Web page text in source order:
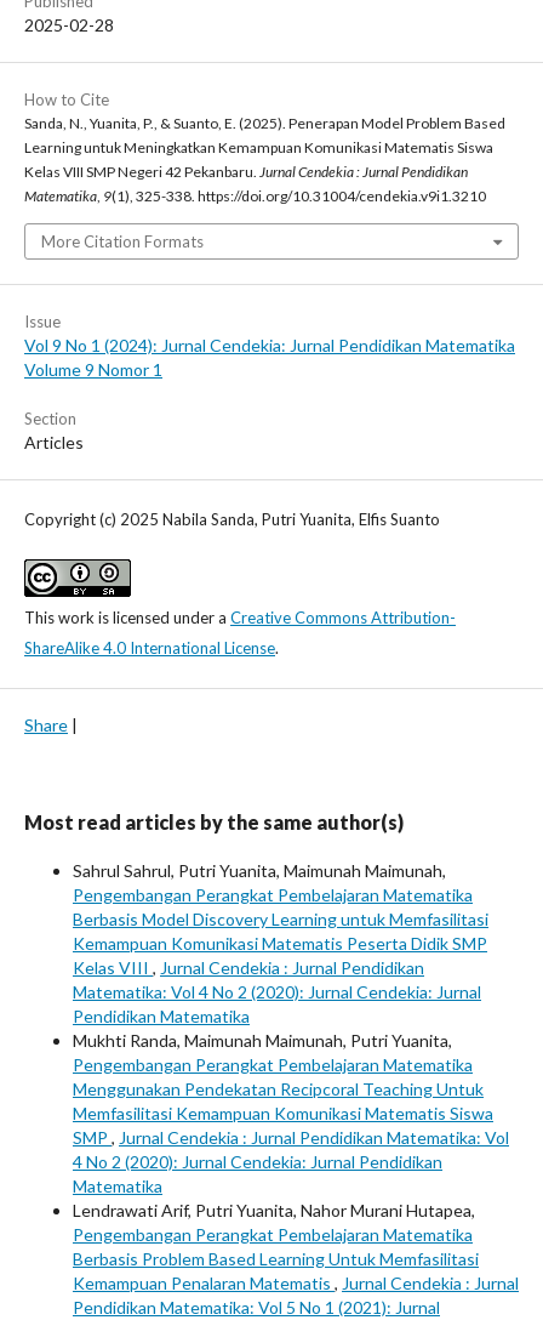
2025-02-28
How to Cite
Sanda, N., Yuanita, P., & Suanto, E. (2025). Penerapan Model Problem Based
Learning untuk Meningkatkan Kemampuan Komunikasi Matematis Siswa
Kelas VIII SMP Negeri 42 Pekanbaru. Jurnal Cendekia : Jurnal Pendidikan
Matematika, 9(1), 325-338. https://doi.org/10.31004/cendekia.v9i1.3210
More Citation Formats
Issue
Vol 9 No 1 (2024): Jurnal Cendekia: Jurnal Pendidikan Matematika
Volume 9 Nomor 1
Section
Articles
Copyright (c) 2025 Nabila Sanda, Putri Yuanita, Elfis Suanto
This work is licensed under a Creative Commons Attribution-
ShareAlike 4.0 International License.
Share |
Most read articles by the same author(s)
Sahrul Sahrul, Putri Yuanita, Maimunah Maimunah,
Pengembangan Perangkat Pembelajaran Matematika
Berbasis Model Discovery Learning untuk Memfasilitasi
Kemampuan Komunikasi Matematis Peserta Didik SMP
Kelas VIII , Jurnal Cendekia : Jurnal Pendidikan
Matematika: Vol 4 No 2 (2020): Jurnal Cendekia: Jurnal
Pendidikan Matematika
Mukhti Randa, Maimunah Maimunah, Putri Yuanita,
Pengembangan Perangkat Pembelajaran Matematika
Menggunakan Pendekatan Recipcoral Teaching Untuk
Memfasilitasi Kemampuan Komunikasi Matematis Siswa
SMP , Jurnal Cendekia : Jurnal Pendidikan Matematika: Vol
4 No 2 (2020): Jurnal Cendekia: Jurnal Pendidikan
Matematika
Lendrawati Arif, Putri Yuanita, Nahor Murani Hutapea,
Pengembangan Perangkat Pembelajaran Matematika
Berbasis Problem Based Learning Untuk Memfasilitasi
Kemampuan Penalaran Matematis , Jurnal Cendekia : Jurnal
Pendidikan Matematika: Vol 5 No 1 (2021): Jurnal